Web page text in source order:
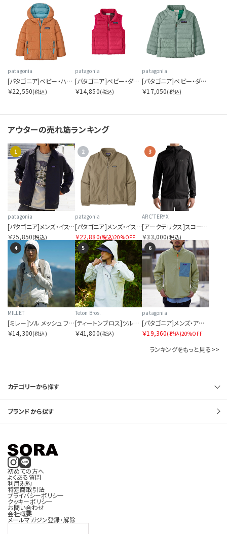
価格帯を指定する
サイズを指定する
在庫を指定する
商品ステータスを指定する
表示順を指定する
商品表示を指定する
2分割
3分割
patagonia
[パタゴニア]ベビー・ハイロフト・ダウン・セーター・フーディ
￥22,550(税込)
patagonia
[パタゴニア]ベビー・ダウン・セーター・ベスト
￥14,850(税込)
patagonia
[パタゴニア]ベビー・ダウン・セーター
￥17,050(税込)
アウターの売れ筋ランキング
1
patagonia
[パタゴニア]メンズ・イスマス・アンラインド・ジャケット
￥25,850(税込)
2
patagonia
[パタゴニア]メンズ・イスマス・デック・ジャケット
￥22,880(税込)20%OFF
3
ARC'TERYX
[アークテリクス]スコーミッシュ フーディ メンズ
￥33,000(税込)
4
MILLET
[ミレー]ソル メッシュ フーディ ウィメンズ
￥14,300(税込)
5
Teton Bros.
[ティートンブロス]ツルギ ライト ジャケット
￥41,800(税込)
6
patagonia
[パタゴニア]メンズ・アウトドア・エブリデー・マースピアル
￥19,360(税込)20%OFF
ランキングをもっと見る>>
カテゴリーから探す
ブランドから探す
初めての方へ
よくある質問
利用規約
特定商取引法
プライバシーポリシー
クッキーポリシー
お問い合わせ
会社概要
メールマガジン登録・解除